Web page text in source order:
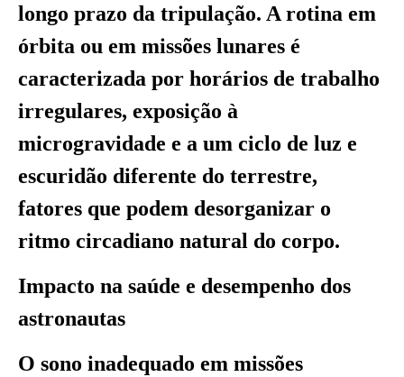
longo prazo da tripulação. A rotina em
órbita ou em missões lunares é
caracterizada por horários de trabalho
irregulares, exposição à
microgravidade e a um ciclo de luz e
escuridão diferente do terrestre,
fatores que podem desorganizar o
ritmo circadiano natural do corpo.
Impacto na saúde e desempenho dos
astronautas
O sono inadequado em missões